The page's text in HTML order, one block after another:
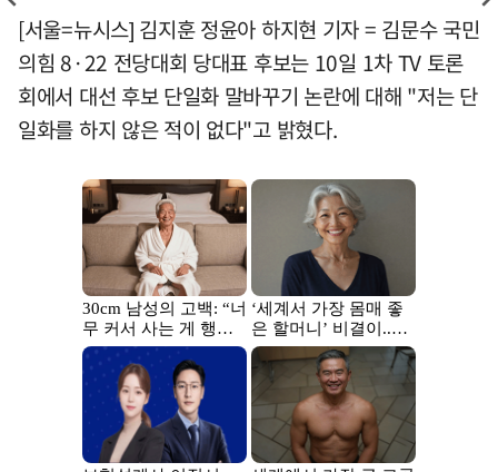
[서울=뉴시스] 김지훈 정윤아 하지현 기자 = 김문수 국민
의힘 8·22 전당대회 당대표 후보는 10일 1차 TV 토론
회에서 대선 후보 단일화 말바꾸기 논란에 대해 "저는 단
일화를 하지 않은 적이 없다"고 밝혔다.